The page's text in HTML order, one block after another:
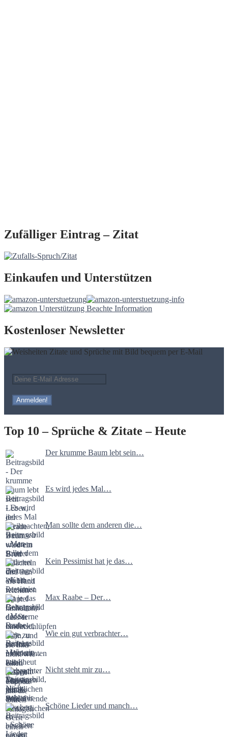
Zufälliger Eintrag – Zitat
Einkaufen und Unterstützen
Kostenloser Newsletter
Top 10 – Sprüche & Zitate – Heute
Der krumme Baum lebt sein…
Es wird jedes Mal…
Man sollte dem anderen die…
Kein Pessimist hat je das…
Max Raabe – Der…
Wie ein gut verbrachter…
Nicht steht mir zu…
Schöne Lieder und manch…